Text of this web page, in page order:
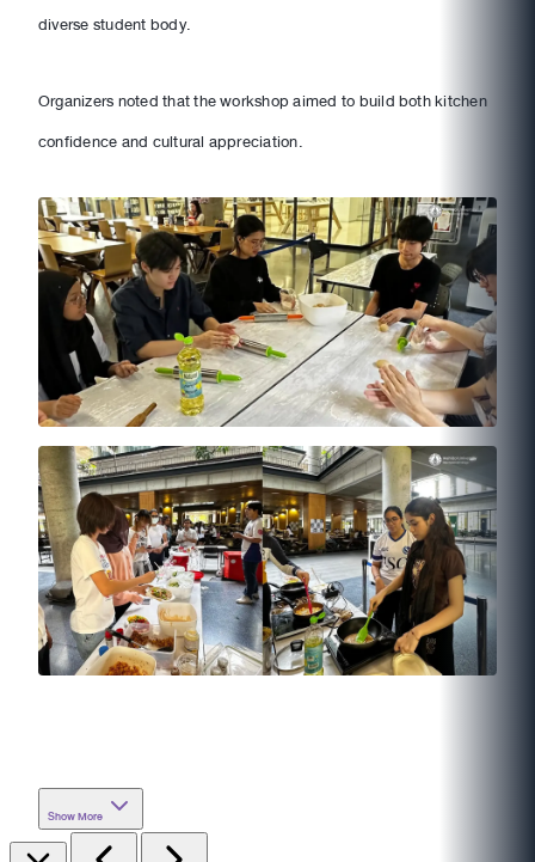
diverse student body.
Organizers noted that the workshop aimed to build both kitchen
confidence and cultural appreciation.
Show More